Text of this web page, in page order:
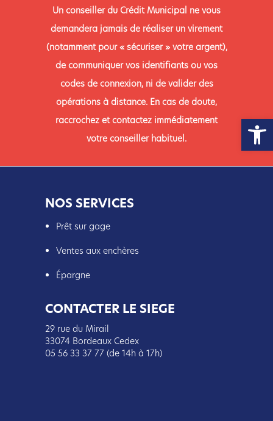
Un conseiller du Crédit Municipal ne vous
demandera jamais de réaliser un virement
(notamment pour « sécuriser » votre argent),
de communiquer vos identifiants ou vos
codes de connexion, ni de valider des
opérations à distance. En cas de doute,
raccrochez et contactez immédiatement
votre conseiller habituel.
NOS SERVICES
Prêt sur gage
Ventes aux enchères
Épargne
CONTACTER LE SIEGE
29 rue du Mirail
33074 Bordeaux Cedex
05 56 33 37 77 (de 14h à 17h)
Ouvrir